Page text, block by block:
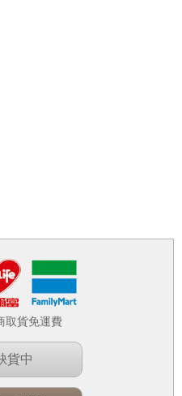
取貨免運費
貨中